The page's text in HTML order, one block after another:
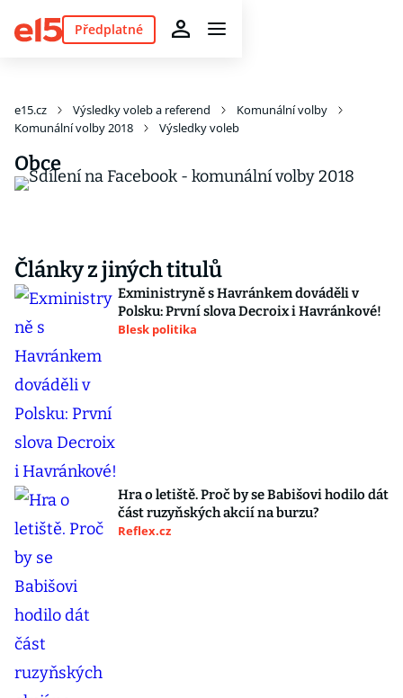
Předplatné
e15.cz Výsledky voleb a referend
Komunální volby
Komunální volby 2018
Výsledky voleb
Obce
Články z jiných titulů
Exministryně s Havránkem dováděli v
Polsku: První slova Decroix i Havránkové!
Blesk politika
Hra o letiště. Proč by se Babišovi hodilo dát
část ruzyňských akcií na burzu?
Reflex.cz